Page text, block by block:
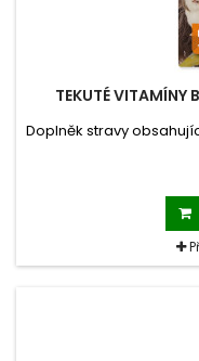
TEKUTÉ VITAMÍNY
Doplněk stravy